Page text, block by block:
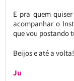
E pra quem
acompanhar o
que vou postando
Beijos e até a volta!
Ju